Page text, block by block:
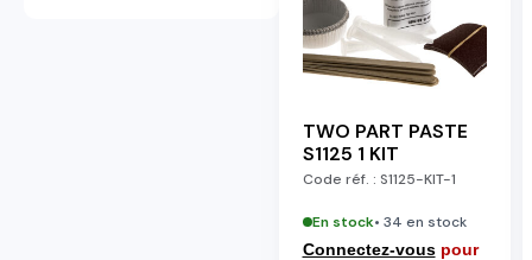
TWO PART PASTE
S1125 1 KIT
Code réf. : S1125-KIT-1
En stock• 34 en stock
Connectez-vouspour